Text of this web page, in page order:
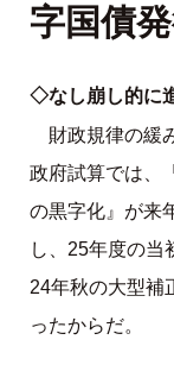
字国債
◇なし崩し的に
財政規律の緩
政府試算では、
の黒字化』が来
し、25年度の当
24年秋の大型補
ったからだ。